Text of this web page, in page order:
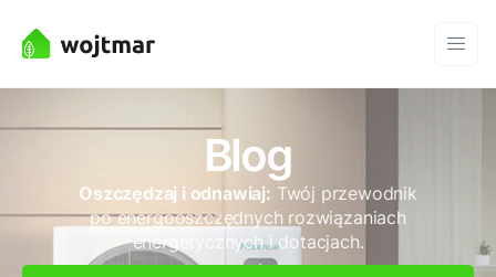
Blog
Oszczędzaj i odnawiaj: Twój przewodnik
po energooszczędnych rozwiązaniach
energetycznych i dotacjach.